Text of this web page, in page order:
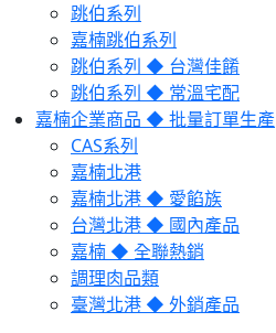
跳伯系列
嘉楠跳伯系列
跳伯系列 ◆ 台灣佳餚
跳伯系列 ◆ 常溫宅配
嘉楠企業商品 ◆ 批量訂單生產
CAS系列
嘉楠北港
嘉楠北港 ◆ 愛餡族
台灣北港 ◆ 國內產品
嘉楠 ◆ 全聯熱銷
調理肉品類
臺灣北港 ◆ 外銷產品